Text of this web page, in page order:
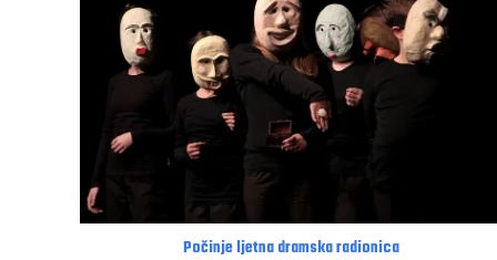
Počinje ljetna dramska radionica